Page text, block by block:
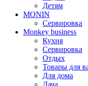
Детям
MONIN
Сервировка
Monkey business
Кухня
Сервировка
Отдых
Товары для
Для дома